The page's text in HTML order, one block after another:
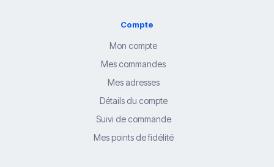
Compte
Mon compte
Mes commandes
Mes adresses
Détails du compte
Suivi de commande
Mes points de fidélité